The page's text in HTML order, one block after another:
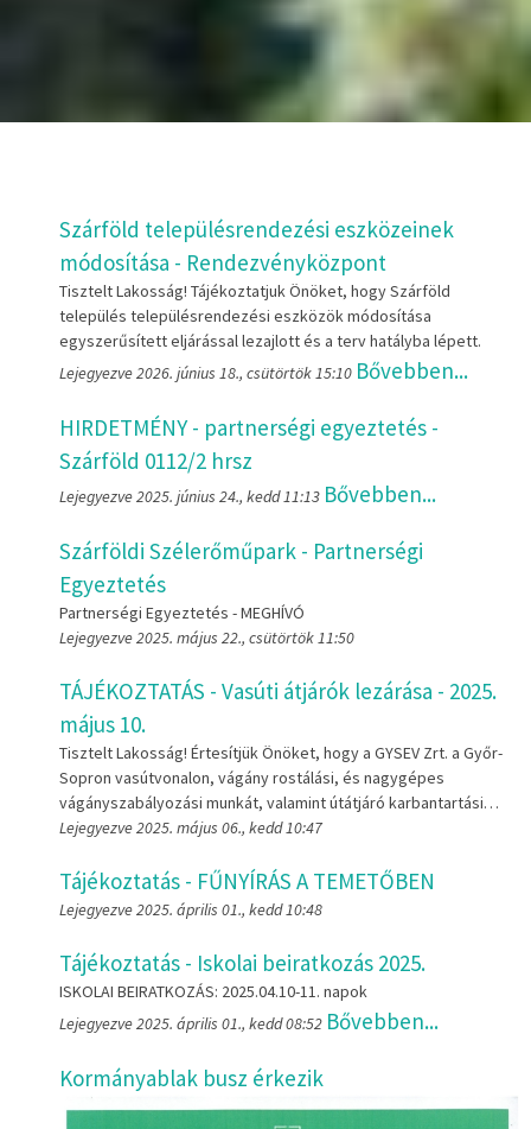
Szárföld településrendezési eszközeinek
módosítása - Rendezvényközpont
Tisztelt Lakosság! Tájékoztatjuk Önöket, hogy Szárföld
település településrendezési eszközök módosítása
egyszerűsített eljárással lezajlott és a terv hatályba lépett.
Lejegyezve 2026. június 18., csütörtök 15:10 Bővebben...
HIRDETMÉNY - partnerségi egyeztetés -
Szárföld 0112/2 hrsz
Lejegyezve 2025. június 24., kedd 11:13 Bővebben...
Szárföldi Szélerőműpark - Partnerségi
Egyeztetés
Partnerségi Egyeztetés - MEGHÍVÓ
Lejegyezve 2025. május 22., csütörtök 11:50
TÁJÉKOZTATÁS - Vasúti átjárók lezárása - 2025.
május 10.
Tisztelt Lakosság! Értesítjük Önöket, hogy a GYSEV Zrt. a Győr-
Sopron vasútvonalon, vágány rostálási, és nagygépes
vágányszabályozási munkát, valamint útátjáró karbantartási…
Lejegyezve 2025. május 06., kedd 10:47
Tájékoztatás - FŰNYÍRÁS A TEMETŐBEN
Lejegyezve 2025. április 01., kedd 10:48
Tájékoztatás - Iskolai beiratkozás 2025.
ISKOLAI BEIRATKOZÁS: 2025.04.10-11. napok
Lejegyezve 2025. április 01., kedd 08:52 Bővebben...
Kormányablak busz érkezik